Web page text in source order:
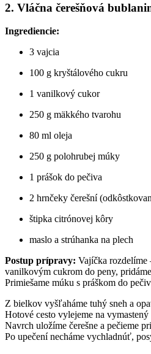
2. Vláčna čerešňová
Ingrediencie:
3 vajcia
100 g kryštálového cukru
1 vanilkový cukor
250 g mäkkého tvarohu
80 ml oleja
250 g polohrubej múky
1 prášok do pečiva
2 hrnčeky čerešní
štipka citrónovej kôry
maslo a strúhanka na plech
Postup prípravy: Vajíčka rozdelíme
vanilkovým cukrom do peny,
Primiešame múku s práškom do
Z bielkov vyšľaháme tuhý sneh a
Hotové cesto vylejeme na
Navrch uložíme čerešne a pečieme
Po upečení necháme vychladnúť,